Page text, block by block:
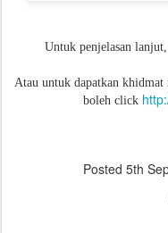
Untuk penjelasan
Atau untuk dapatkan
boleh click
Posted 5th